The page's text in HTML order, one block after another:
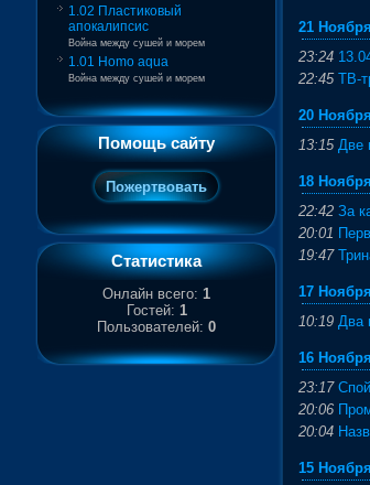
1.02 Пластиковый
апокалипсис
Война между сушей и морем
1.01 Homo aqua
Война между сушей и морем
Помощь сайту
Статистика
Онлайн всего: 1
Гостей: 1
Пользователей: 0
21
23:24
22:45 ТВ-
20
13:15 Две
18
22:42 За
20:01
19:47
17
10:19 Два
16
23:17
20:06
20:04
15